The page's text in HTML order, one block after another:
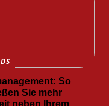
So
Sie mehr